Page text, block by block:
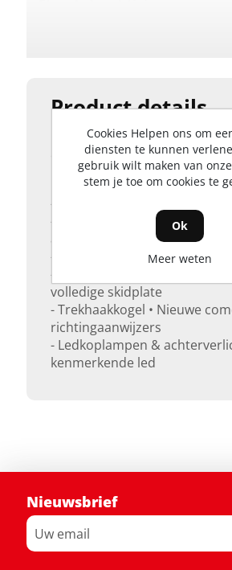
Product details
De vanafprijs is inclusief
exclusief BPM,
rijklaarkosten.
- Snelheidsbegrenzer
- Visco-Lok† voordifferentieel
automatische vergrendeling
- 26 inch (66 cm) 6-ply banden
- Premium voorbumper,
volledige skidplate
- Trekhaakkogel • Nieuwe
richtingaanwijzers
- Ledkoplampen &
kenmerkende led
Automaat
can-am
Krachtbron
Benzine
Zitplaatsen
1-Persoons
Nieuwsbrief
Cookies Helpen ons om
diensten te kunnen
gebruik wilt maken van
stem je toe om cookies te
Ok
Meer weten